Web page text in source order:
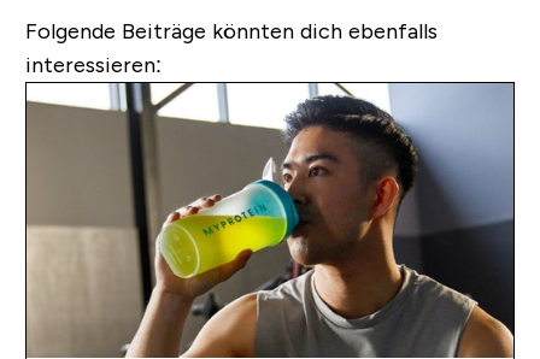
Folgende Beiträge könnten dich ebenfalls
interessieren: